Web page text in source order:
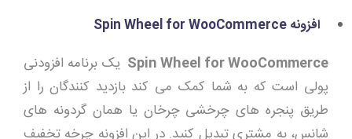
افزونهSpin Wheel for WooCommerce
Spin Wheel for WooCommerce یک برنامه افزودنی
پولی است که به شما کمک می کند بازدید کنندگان را از
طریق پنجره های چرخشی چرخان یا همان گردونه های
شانس، به مشتری تبدیل کنید. در این افزونه چرخه تخفیف